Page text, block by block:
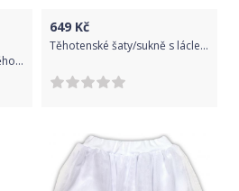
Be MaaMaa Be MaaMaa Těhotenské šaty ELA - béžová
649 Kč
Těhotenské šaty/sukně s láclem - granátový melírek, Velikosti těh. moda XXL (44)